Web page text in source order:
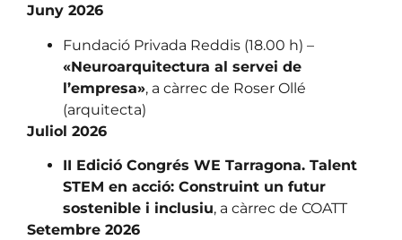
Juny 2026
Fundació Privada Reddis (18.00 h) –
«Neuroarquitectura al servei de
l’empresa», a càrrec de Roser Ollé
(arquitecta)
Juliol 2026
II Edició Congrés WE Tarragona. Talent
STEM en acció: Construint un futur
sostenible i inclusiu, a càrrec de COATT
Setembre 2026